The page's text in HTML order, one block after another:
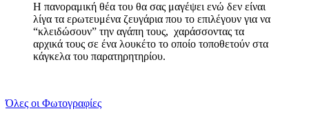
Η πανοραμική θέα του θα σας μαγέψει ενώ δεν είναι
λίγα τα ερωτευμένα ζευγάρια που το επιλέγουν για να
“κλειδώσουν” την αγάπη τους, χαράσσοντας τα
αρχικά τους σε ένα λουκέτο το οποίο τοποθετούν στα
κάγκελα του παρατηρητηρίου.
Όλες οι Φωτογραφίες